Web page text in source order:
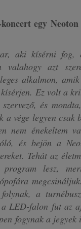
egy
aki kísérni fog,
valahogy azt
alkalmon,
Ez volt a
és
a vége legyen
nem énekeltem
és bejön a
Tehát az
program lesz,
a
LED-falon fut az
fogynak a